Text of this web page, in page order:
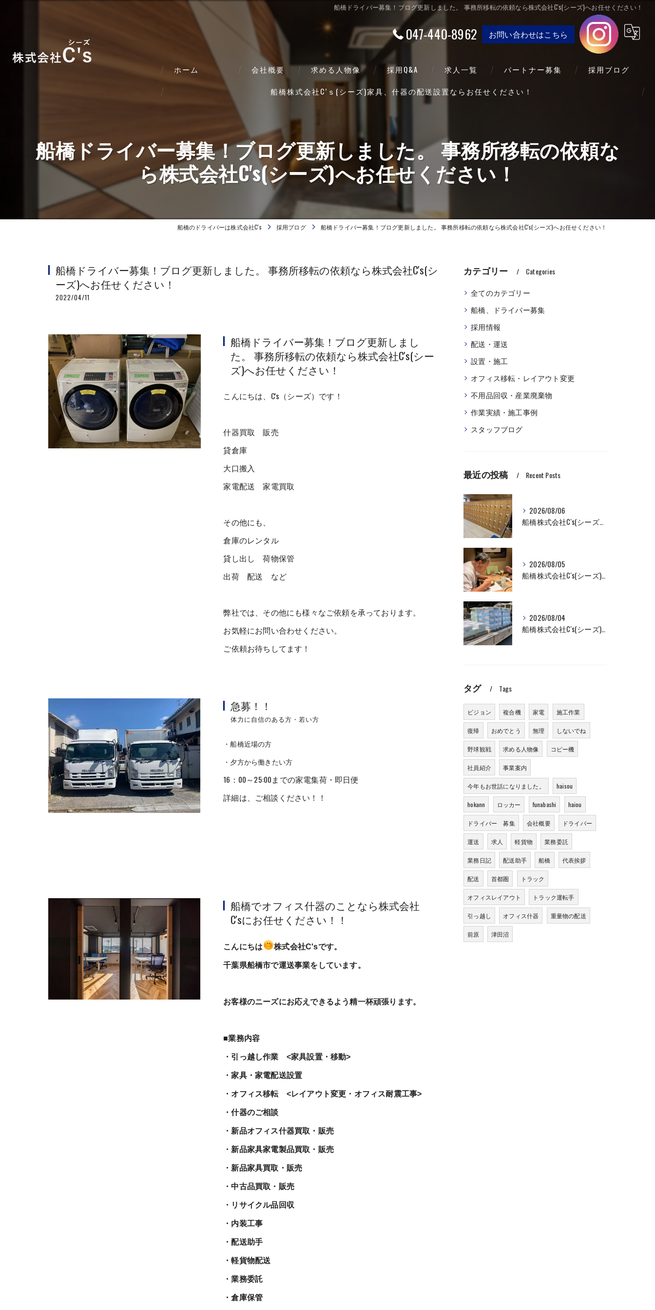
船橋ドライバー募集！ブログ更新しました。 事務所移転の依頼なら株式会社C's(シーズ)へお任せください！
047-440-8962 お問い合わせはこちら
ホーム 会社概要
事業案内
求める人物像 採用Q&A 求人一覧 パートナー募集 採用ブログ
船橋株式会社C’ｓ(シーズ)家具、什器の配送設置ならお任せください！
船橋ドライバー募集！ブログ更新しました。 事務所移転の依頼な
ら株式会社C's(シーズ)へお任せください！
船橋のドライバーは株式会社C's 採用ブログ 船橋ドライバー募集！ブログ更新しました。 事務所移転の依頼なら株式会社C's(シーズ)へお任せください！
船橋ドライバー募集！ブログ更新しました。 事務所移転の依頼なら株式会社C's(シ
ーズ)へお任せください！
2022/04/11
船橋ドライバー募集！ブログ更新しまし
た。 事務所移転の依頼なら株式会社C's(シー
ズ)へお任せください！
こんにちは、C's（シーズ）です！
什器買取 販売
貸倉庫
大口搬入
家電配送 家電買取
その他にも、
倉庫のレンタル
貸し出し 荷物保管
出荷 配送 など
弊社では、その他にも様々なご依頼を承っております。
お気軽にお問い合わせください。
ご依頼お待ちしてます！
急募！！
体力に自信のある方・若い方
・船橋近場の方
・夕方から働きたい方
16：00～25:00までの家電集荷・即日便
詳細は、ご相談ください！！
船橋でオフィス什器のことなら株式会社
C'sにお任せください！！
こんにちは 株式会社C'sです。
千葉県船橋市で運送事業をしています。
お客様のニーズにお応えできるよう精一杯頑張ります。
■業務内容
・引っ越し作業 <家具設置・移動>
・家具・家電配送設置
・オフィス移転 <レイアウト変更・オフィス耐震工事>
・什器のご相談
・新品オフィス什器買取・販売
・新品家具家電製品買取・販売
・新品家具買取・販売
・中古品買取・販売
・リサイクル品回収
・内装工事
・配送助手
・軽貨物配送
・業務委託
・倉庫保管
カテゴリー Categories
全てのカテゴリー
船橋、ドライバー募集
採用情報
配送・運送
設置・施工
オフィス移転・レイアウト変更
不用品回収・産業廃棄物
作業実績・施工事例
スタッフブログ
最近の投稿 Recent Posts
2026/08/06
船橋株式会社C's(シーズ）ロッカーの入れ替え作業も全国対応お任せ下さい！
2026/08/05
船橋株式会社C's(シーズ)商品輸送なら私たちにお任せください！お取引先様との交流を深めました！
2026/08/04
船橋株式会社C's(シーズ)商品輸送なら私たちにお任せください！
タグ Tags
ビジョン 複合機 家電 施工作業
復帰 おめでとう 無理 しないでね
野球観戦 求める人物像 コピー機
社員紹介 事業案内
今年もお世話になりました。 haisou
hokann ロッカー funabashi haiou
ドライバー 募集 会社概要 ドライバー
運送 求人 軽貨物 業務委託
業務日記 配送助手 船橋 代表挨拶
配送 首都圏 トラック
オフィスレイアウト トラック運転手
引っ越し オフィス什器 重量物の配送
前原 津田沼